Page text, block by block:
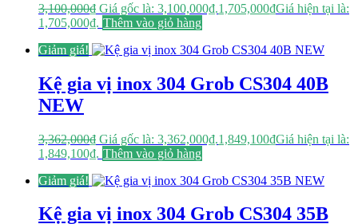
3,100,000₫ Giá gốc là: 3,100,000₫.1,705,000₫Giá hiện tại là:
1,705,000₫. Thêm vào giỏ hàng
Giảm giá!
Kệ gia vị inox 304 Grob CS304 40B
NEW
3,362,000₫ Giá gốc là: 3,362,000₫.1,849,100₫Giá hiện tại là:
1,849,100₫. Thêm vào giỏ hàng
Giảm giá!
Kệ gia vị inox 304 Grob CS304 35B